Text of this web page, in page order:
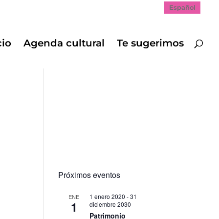
Español
Agenda cultural Te sugerimos
Próximos eventos
ENE
1
1 enero 2020 -31
diciembre 2030
Patrimonio